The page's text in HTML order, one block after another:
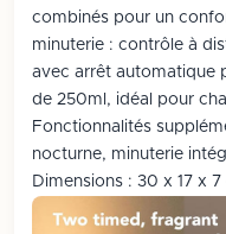
combinés pour un
minuterie : contrôle à
avec arrêt automatique
de 250ml, idéal pour
Fonctionnalités
nocturne, minuterie
Dimensions : 30 x 17 x